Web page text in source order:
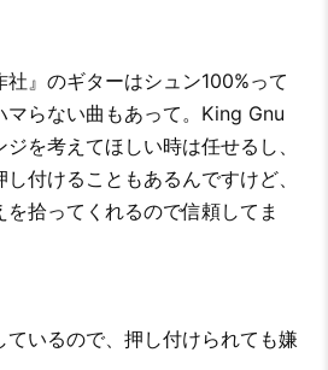
』のギターはシュン100%って
マらない曲もあって。King Gnu
を考えてほしい時は任せるし、
付けることもあるんですけど、
拾ってくれるので信頼してま
いるので、押し付けられても嫌